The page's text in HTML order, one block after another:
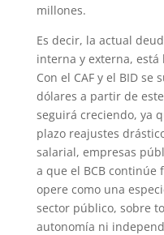
millones.
Es decir, la actual
interna y externa, está
Con el CAF y el BID se
dólares a partir de
seguirá creciendo, ya
plazo reajustes
salarial, empresas
a que el BCB continúe
opere como una
sector público, sobre
autonomía ni